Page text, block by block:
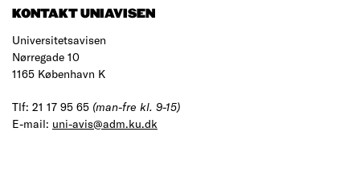
KONTAKT UNIAVISEN
Universitetsavisen
Nørregade 10
1165 København K
Tlf: 21 17 95 65 (man-fre kl. 9-15)
E-mail: uni-avis@adm.ku.dk